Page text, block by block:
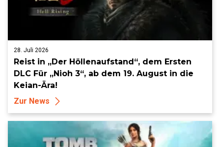
28. Juli 2026
Reist in „Der Höllenaufstand“, dem Ersten
DLC Für „Nioh 3“, ab dem 19. August in die
Keian-Ära!
Zur News